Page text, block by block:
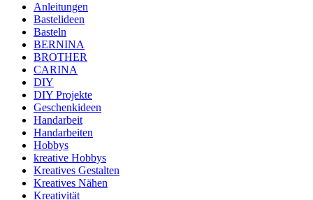
Anleitungen
Bastelideen
Basteln
BERNINA
BROTHER
CARINA
DIY
DIY Projekte
Geschenkideen
Handarbeit
Handarbeiten
Hobbys
kreative Hobbys
Kreatives Gestalten
Kreatives Nähen
Kreativität